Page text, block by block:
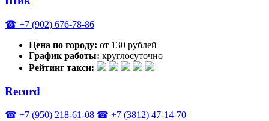
☎ +7 (902) 676-78-86
Цена по городу: от 130 рублей
График работы: круглосуточно
Рейтинг такси:
Record
☎ +7 (950) 218-61-08 ☎ +7 (3812) 47-14-70